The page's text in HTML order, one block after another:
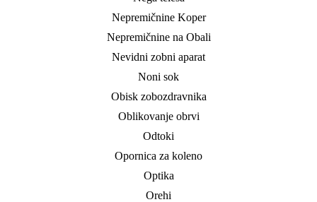
Nepremičnine Koper
Nepremičnine na Obali
Nevidni zobni aparat
Noni sok
Obisk zobozdravnika
Oblikovanje obrvi
Odtoki
Opornica za koleno
Optika
Orehi